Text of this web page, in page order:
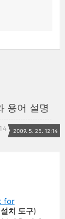
용어 설명
2009. 5. 25. 12:14
for
치 도구)